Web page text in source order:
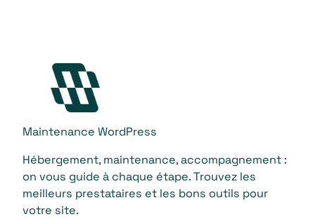
Maintenance WordPress
Hébergement, maintenance, accompagnement :
on vous guide à chaque étape. Trouvez les
meilleurs prestataires et les bons outils pour
votre site.